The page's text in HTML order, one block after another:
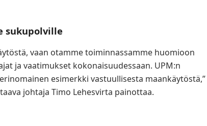
sukupolville
vaan otamme toiminnassamme huomioon
ja vaatimukset kokonaisuudessaan. UPM:n
esimerkki vastuullisesta maankäytöstä,”
johtaja Timo Lehesvirta painottaa.